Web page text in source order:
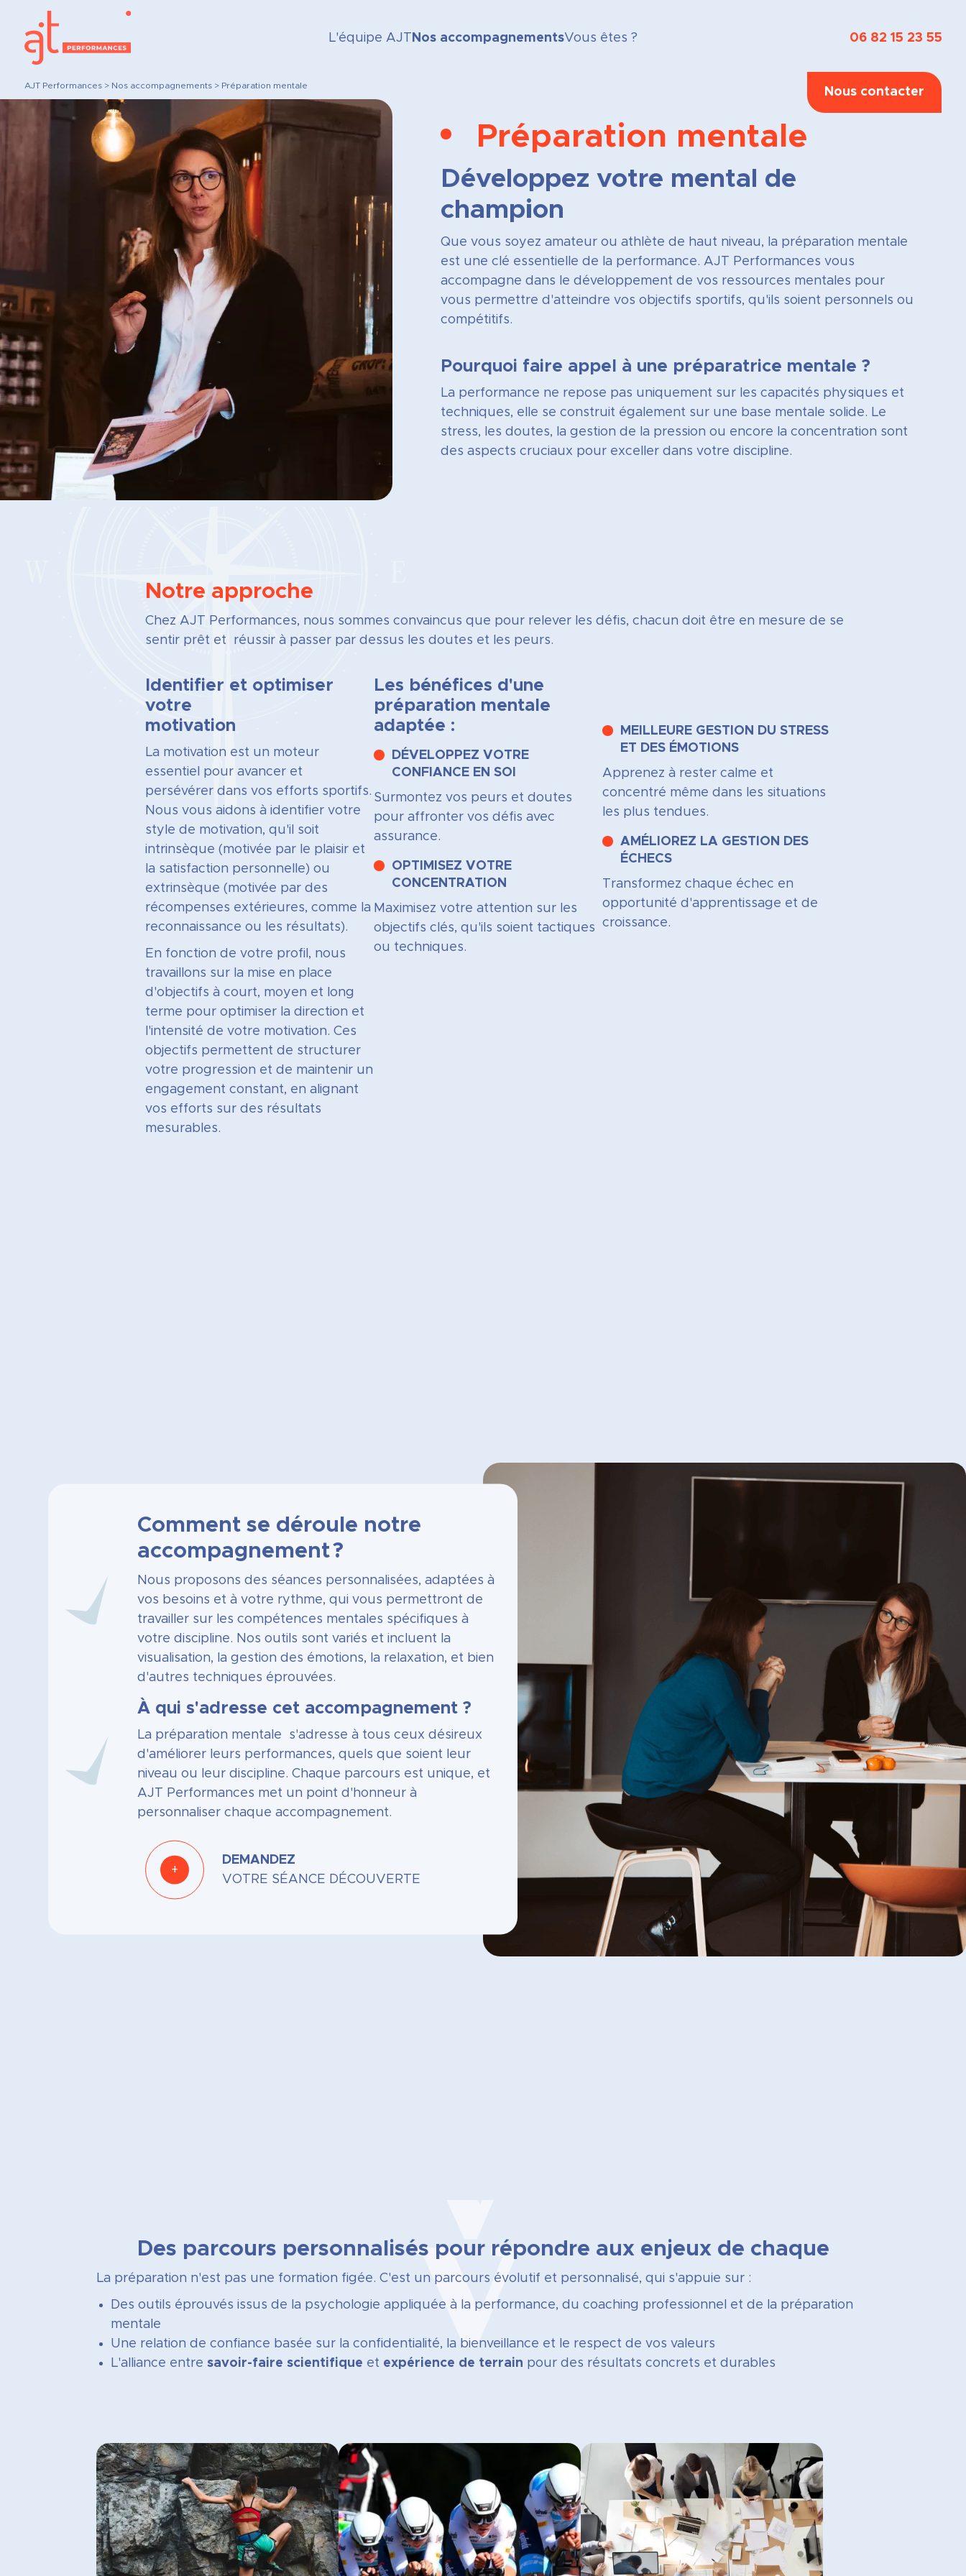
L'équipe AJT Nos accompagnementsVous êtes ? 06 82 15 23 55
Nous contacter
AJT Performances> Nos accompagnements> Préparation mentale
Préparation mentale
Développez votre mental de
champion
Que vous soyez amateur ou athlète de haut niveau, la préparation mentale
est une clé essentielle de la performance. AJT Performances vous
accompagne dans le développement de vos ressources mentales pour
vous permettre d'atteindre vos objectifs sportifs, qu'ils soient personnels ou
compétitifs.
Pourquoi faire appel à une préparatrice mentale ?
La performance ne repose pas uniquement sur les capacités physiques et
techniques, elle se construit également sur une base mentale solide. Le
stress, les doutes, la gestion de la pression ou encore la concentration sont
des aspects cruciaux pour exceller dans votre discipline.
Notre approche
Chez AJT Performances, nous sommes convaincus que pour relever les défis, chacun doit être en mesure de se
sentir prêt et réussir à passer par dessus les doutes et les peurs.
Identifier et optimiser
votre
motivation
La motivation est un moteur
essentiel pour avancer et
persévérer dans vos efforts sportifs.
Nous vous aidons à identifier votre
style de motivation, qu'il soit
intrinsèque (motivée par le plaisir et
la satisfaction personnelle) ou
extrinsèque (motivée par des
récompenses extérieures, comme la
reconnaissance ou les résultats).
En fonction de votre profil, nous
travaillons sur la mise en place
d'objectifs à court, moyen et long
terme pour optimiser la direction et
l'intensité de votre motivation. Ces
objectifs permettent de structurer
votre progression et de maintenir un
engagement constant, en alignant
vos efforts sur des résultats
mesurables.
Les bénéfices d'une
préparation mentale
adaptée :
DÉVELOPPEZ VOTRE
CONFIANCE EN SOI
Surmontez vos peurs et doutes
pour affronter vos défis avec
assurance.
OPTIMISEZ VOTRE
CONCENTRATION
Maximisez votre attention sur les
objectifs clés, qu'ils soient tactiques
ou techniques.
MEILLEURE GESTION DU STRESS
ET DES ÉMOTIONS
Apprenez à rester calme et
concentré même dans les situations
les plus tendues.
AMÉLIOREZ LA GESTION DES
ÉCHECS
Transformez chaque échec en
opportunité d'apprentissage et de
croissance.
Comment se déroule notre
accompagnement ?
Nous proposons des séances personnalisées, adaptées à
vos besoins et à votre rythme, qui vous permettront de
travailler sur les compétences mentales spécifiques à
votre discipline. Nos outils sont variés et incluent la
visualisation, la gestion des émotions, la relaxation, et bien
d'autres techniques éprouvées.
À qui s'adresse cet accompagnement ?
La préparation mentale s'adresse à tous ceux désireux
d'améliorer leurs performances, quels que soient leur
niveau ou leur discipline. Chaque parcours est unique, et
AJT Performances met un point d'honneur à
personnaliser chaque accompagnement.
+
DEMANDEZ
VOTRE SÉANCE DÉCOUVERTE
Des parcours personnalisés pour répondre aux enjeux de chaque
La préparation n'est pas une formation figée. C'est un parcours évolutif et personnalisé, qui s'appuie sur :
Des outils éprouvés issus de la psychologie appliquée à la performance, du coaching professionnel et de la préparation
mentale
Une relation de confiance basée sur la confidentialité, la bienveillance et le respect de vos valeurs
L'alliance entresavoir-faire scientifique et expérience de terrain pour des résultats concrets et durables